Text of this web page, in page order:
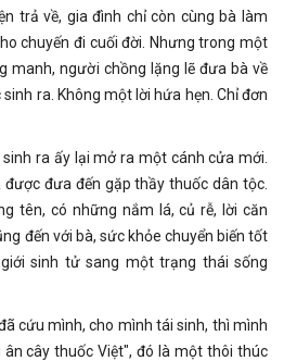
trả về, gia đình chỉ còn cùng bà làm
chuyến đi cuối đời. Nhưng trong một
manh, người chồng lặng lẽ đưa bà về
ra. Không một lời hứa hẹn. Chỉ đơn
ra ấy lại mở ra một cánh cửa mới.
đưa đến gặp thầy thuốc dân tộc.
tên, có những nắm lá, củ rễ, lời căn
đến với bà, sức khỏe chuyển biến tốt
sinh tử sang một trạng thái sống
cứu mình, cho mình tái sinh, thì mình
cây thuốc Việt", đó là một thôi thúc